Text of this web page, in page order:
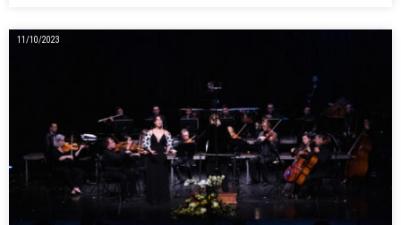
11/10/2023